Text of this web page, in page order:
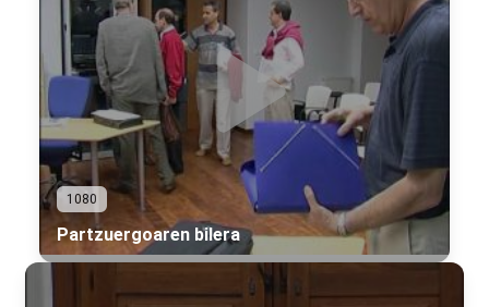
1080
Partzuergoaren bilera